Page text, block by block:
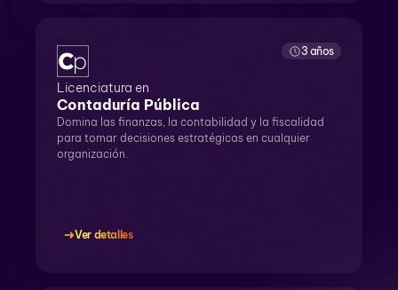
3 años
Licenciatura en
Contaduría Pública
Domina las finanzas, la contabilidad y la fiscalidad
para tomar decisiones estratégicas en cualquier
organización.
Ver detalles